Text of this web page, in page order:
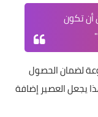
أن تكون
لضمان الحصول
يجعل العصير إضافة